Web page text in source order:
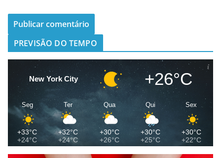
PREVISÃO DO TEMPO
New York City +26°C
Seg
+33°C
+24°C
Ter
+32°C
+24°C
Qua
+30°C
+26°C
Qui
+30°C
+25°C
Sex
+30°C
+22°C